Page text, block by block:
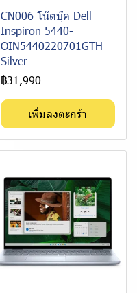
CN006 โน๊ตบุ๊ค Dell
Inspiron 5440-
OIN5440220701GTH
Silver
฿31,990
เพิ่มลงตะกร้า